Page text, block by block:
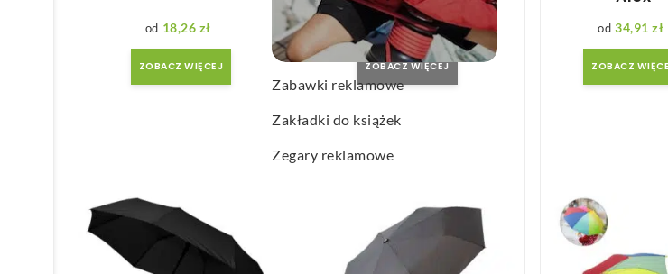
Wachlarze reklamowe
Wagi kuchenne
Zabawki reklamowe
Zakładki do książek
Zegary reklamowe
18,26 zł
ZOBACZ WIĘCEJ
15,45zł
ZOBACZ WIĘCEJ
34,91zł
ZOBACZ